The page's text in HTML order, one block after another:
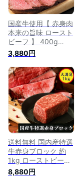
国産牛使用【 赤身肉
本来の旨味 ロースト
ビーフ 】 400g
(200g×2パック) 岩
塩と黒コショウで仕
上げた 使い切り サ
イズ ブロック肉/し
っとり食感/国産 牛
肉 おかず サラダ 冷
凍おかず 冷凍惣菜/
牛肉赤身 赤身肉 お
取り寄せ 国産ロース
トビーフ
3,880円
送料無料 国内産特選
牛赤身ブロック 約
1kg ローストビーフ
牛肉 ローストビーフ
ギフト 焼肉 赤身肉
8,880円